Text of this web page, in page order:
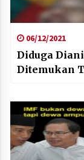
06/12/2021
Diduga
Ditemukan